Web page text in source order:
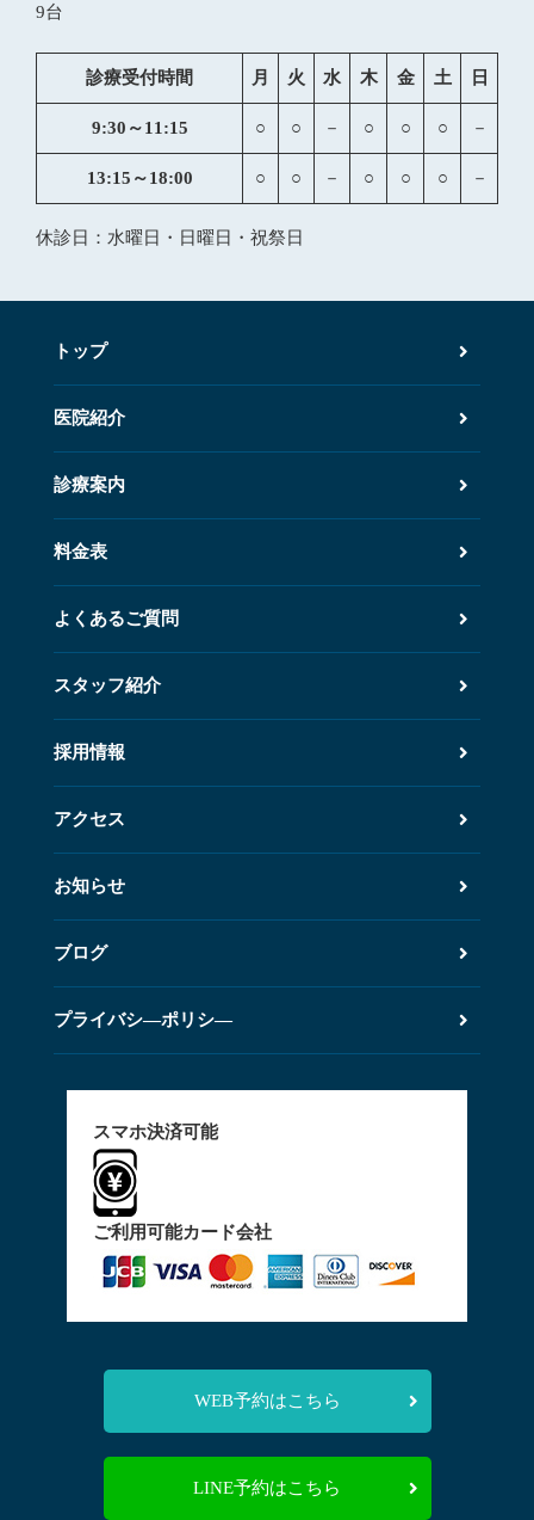
9台
診療受付時間 月 火 水 木 金 土 日
9:30～11:15 ○ ○ － ○ ○ ○ －
13:15～18:00 ○ ○ － ○ ○ ○ －
休診日：水曜日・日曜日・祝祭日
トップ
医院紹介
診療案内
料金表
よくあるご質問
スタッフ紹介
採用情報
アクセス
お知らせ
ブログ
プライバシ―ポリシ―
スマホ決済可能
ご利用可能カード会社
WEB予約はこちら
LINE予約はこちら